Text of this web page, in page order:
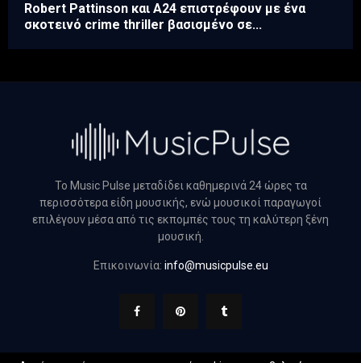
Robert Pattinson και A24 επιστρέφουν με ένα
σκοτεινό crime thriller βασισμένο σε...
Το Music Pulse μεταδίδει καθημερινά 24 ώρες τα
περισσότερα είδη μουσικής, ενώ μουσικοί παραγωγοί
επιλέγουν μέσα από τις εκπομπές τους τη καλύτερη ξένη
μουσική.
Επικοινωνία: info@musicpulse.eu